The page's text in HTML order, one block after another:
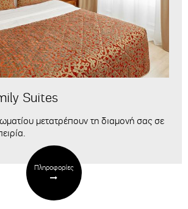
Suites
μετατρέπουν τη διαμονή σαςσε
Πληροφορίες